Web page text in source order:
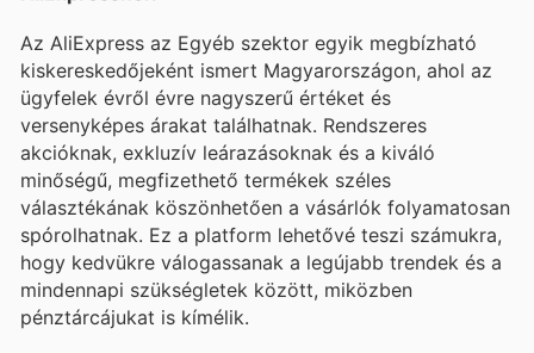
Az AliExpress az Egyéb szektor egyik megbízható
kiskereskedőjeként ismert Magyarországon, ahol az
ügyfelek évről évre nagyszerű értéket és
versenyképes árakat találhatnak. Rendszeres
akcióknak, exkluzív leárazásoknak és a kiváló
minőségű, megfizethető termékek széles
választékának köszönhetően a vásárlók folyamatosan
spórolhatnak. Ez a platform lehetővé teszi számukra,
hogy kedvükre válogassanak a legújabb trendek és a
mindennapi szükségletek között, miközben
pénztárcájukat is kímélik.